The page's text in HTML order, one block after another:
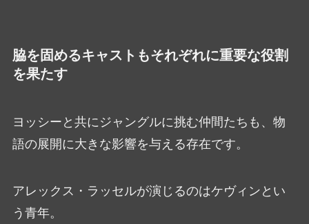
脇を固めるキャストもそれぞれに重要な役割
を果たす
ヨッシーと共にジャングルに挑む仲間たちも、物
語の展開に大きな影響を与える存在です。
アレックス・ラッセルが演じるのはケヴィンとい
う青年。